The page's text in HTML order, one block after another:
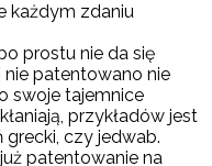
każdym zdaniu
prostu nie da się
nie patentowano nie
swoje tajemnice
przykładów jest
czy jedwab.
patentowanie na